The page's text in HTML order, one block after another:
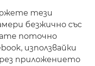
тези
безжично със
поточно
използвайки
приложението